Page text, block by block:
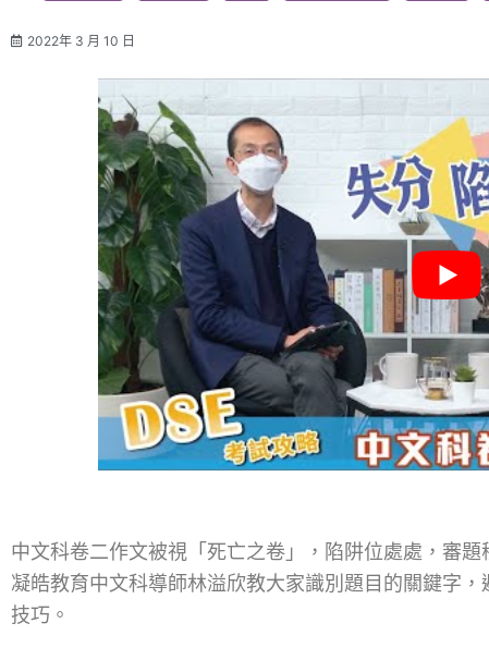
2022年 3 月 10 日
中文科卷二作文被視「死亡之卷」，陷阱位處處，審
凝皓教育中文科導師林溢欣教大家識別題目的關鍵字
技巧。